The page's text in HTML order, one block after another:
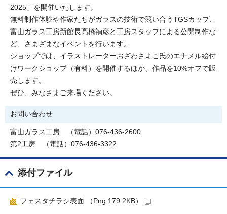
2025」を開催いたします。
無料制作体験や作家たちがガラスの技術で競い合うTGSカップ、
富山ガラス工房新館長髙橋禎彦と工房スタッフによる公開制作な
ど、さまざまなイベントを行います。
ショップでは、イラストレーターおざわさよこ氏のエナメル絵付
けワークショップ（有料）を開催するほか、作品を10%オフで販
売します。
ぜひ、みなさまご来場ください。
お問い合わせ
富山ガラス工房 （電話）076-436-2600
第2工房 （電話）076-436-3322
添付ファイル
フェスタチラシ表面 （Png 179.2KB）